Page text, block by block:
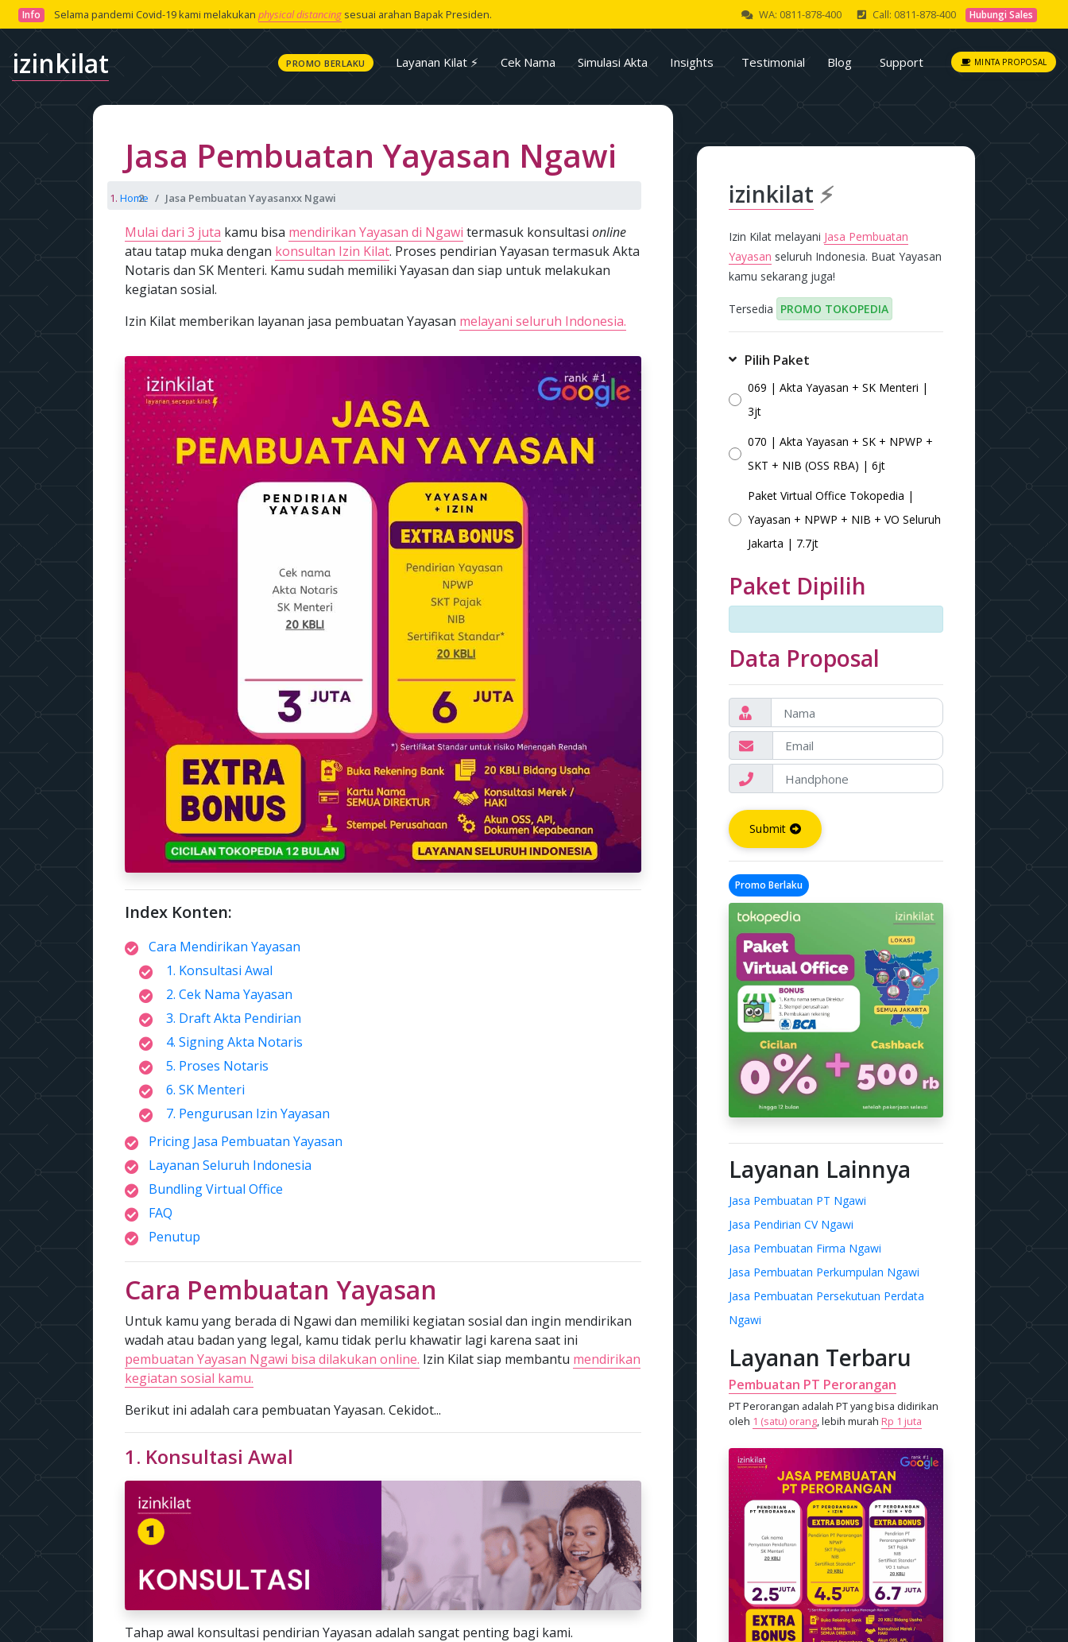
Info Selama pandemi Covid-19 kami melakukan physical distancingsesuai arahan Bapak Presiden. WA: 0811-878-400 Call: 0811-878-400 Hubungi Sales
izinkilat PROMO BERLAKU Layanan Kilat ⚡ Cek Nama Simulasi Akta Insights Testimonial Blog Support MINTA PROPOSAL
Jasa Pembuatan Yayasan Ngawi
Home Jasa Pembuatan Yayasanxx Ngawi
Mulai dari 3 juta kamu bisa mendirikan Yayasan di Ngawi termasuk konsultasi online
atau tatap muka dengan konsultan Izin Kilat. Proses pendirian Yayasan termasuk Akta
Notaris dan SK Menteri. Kamu sudah memiliki Yayasan dan siap untuk melakukan
kegiatan sosial.
Izin Kilat memberikan layanan jasa pembuatan Yayasan melayani seluruh Indonesia.
Index Konten:
Cara Mendirikan Yayasan
1. Konsultasi Awal
2. Cek Nama Yayasan
3. Draft Akta Pendirian
4. Signing Akta Notaris
5. Proses Notaris
6. SK Menteri
7. Pengurusan Izin Yayasan
Pricing Jasa Pembuatan Yayasan
Layanan Seluruh Indonesia
Bundling Virtual Office
FAQ
Penutup
Cara Pembuatan Yayasan
Untuk kamu yang berada di Ngawi dan memiliki kegiatan sosial dan ingin mendirikan
wadah atau badan yang legal, kamu tidak perlu khawatir lagi karena saat ini
pembuatan Yayasan Ngawi bisa dilakukan online. Izin Kilat siap membantu mendirikan
kegiatan sosial kamu.
Berikut ini adalah cara pembuatan Yayasan. Cekidot...
1. Konsultasi Awal
Tahap awal konsultasi pendirian Yayasan adalah sangat penting bagi kami.
izinkilat ⚡
Izin Kilat melayani Jasa Pembuatan
Yayasan seluruh Indonesia. Buat Yayasan
kamu sekarang juga!
Tersedia PROMO TOKOPEDIA
Pilih Paket
069 | Akta Yayasan + SK Menteri |
3jt
070 | Akta Yayasan + SK + NPWP +
SKT + NIB (OSS RBA) | 6jt
Paket Virtual Office Tokopedia |
Yayasan + NPWP + NIB + VO Seluruh
Jakarta | 7.7jt
Paket Dipilih
Data Proposal
Submit
Promo Berlaku
Layanan Lainnya
Jasa Pembuatan PT Ngawi
Jasa Pendirian CV Ngawi
Jasa Pembuatan Firma Ngawi
Jasa Pembuatan Perkumpulan Ngawi
Jasa Pembuatan Persekutuan Perdata
Ngawi
Layanan Terbaru
Pembuatan PT Perorangan
PT Perorangan adalah PT yang bisa didirikan
oleh 1 (satu) orang, lebih murah Rp 1 juta